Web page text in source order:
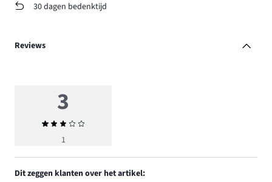
30 dagen bedenktijd
Reviews
3
Gemiddelde
beoordeling
1
Dit zeggen klanten over het artikel: